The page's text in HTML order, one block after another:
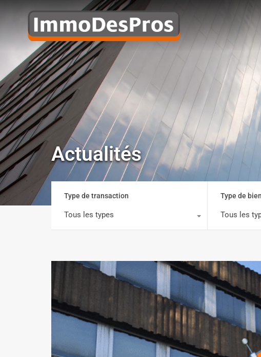
Actualités
Type de transaction
Tous les types
Type de bien
Tous les